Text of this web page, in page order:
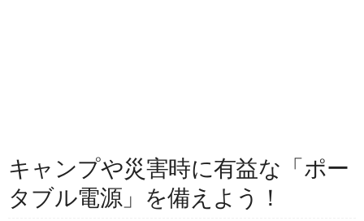
キャンプや災害時に有益な「ポー
タブル電源」を備えよう！